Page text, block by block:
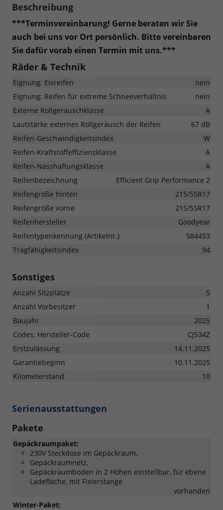
Beschreibung
***Terminvereinbarung! Gerne beraten wir Sie
auch bei uns vor Ort persönlich. Bitte vereinbaren
Sie dafür vorab einen Termin mit uns.***
Räder & Technik
Eignung: Eisreifen
nein
Eignung: Reifen für extreme Schneeverhältnis
nein
Externe Rollgeräuschklasse
A
Lautstärke externes Rollgeräusch der Reifen
67 dB
Reifen-Geschwindigkeitsindex
W
Reifen-Kraftstoffeffizienzklasse
A
Reifen-Nasshaftungsklasse
A
Reifenbezeichnung
Efficient Grip Performance 2
Reifengröße hinten
215/55R17
Reifengröße vorne
215/55R17
Reifenhersteller
Goodyear
Reifentypenkennung (Artikelnr.)
584453
Tragfähigkeitsindex
94
Sonstiges
Anzahl Sitzplätze
5
Anzahl Vorbesitzer
1
Baujahr
2025
Codes: Hersteller-Code
CJ534Z
Erstzulassung
14.11.2025
Garantiebeginn
10.11.2025
Kilometerstand
10
Serienausstattungen
Pakete
Gepäckraumpaket:
230V Steckdose im Gepäckraum,
Gepäckraumnetz,
Gepäckraumboden in 2 Höhen einstellbar, für ebene
Ladefläche, mit Fixierstange
vorhanden
Winter-Paket: